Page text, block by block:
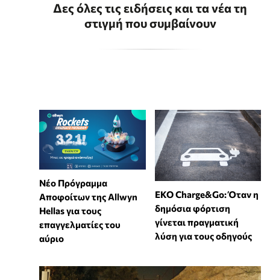
Δες όλες τις ειδήσεις και τα νέα τη
στιγμή που συμβαίνουν
Νέο Πρόγραμμα
Αποφοίτων της Allwyn
Hellas για τους
επαγγελματίες του
αύριο
EKO Charge&Go: Όταν η
δημόσια φόρτιση
γίνεται πραγματική
λύση για τους οδηγούς